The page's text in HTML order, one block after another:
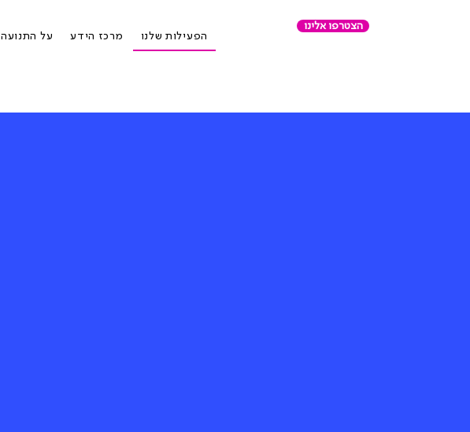
הצטרפו אלינו
הפעילות שלנו
מרכז הידע על התנועה